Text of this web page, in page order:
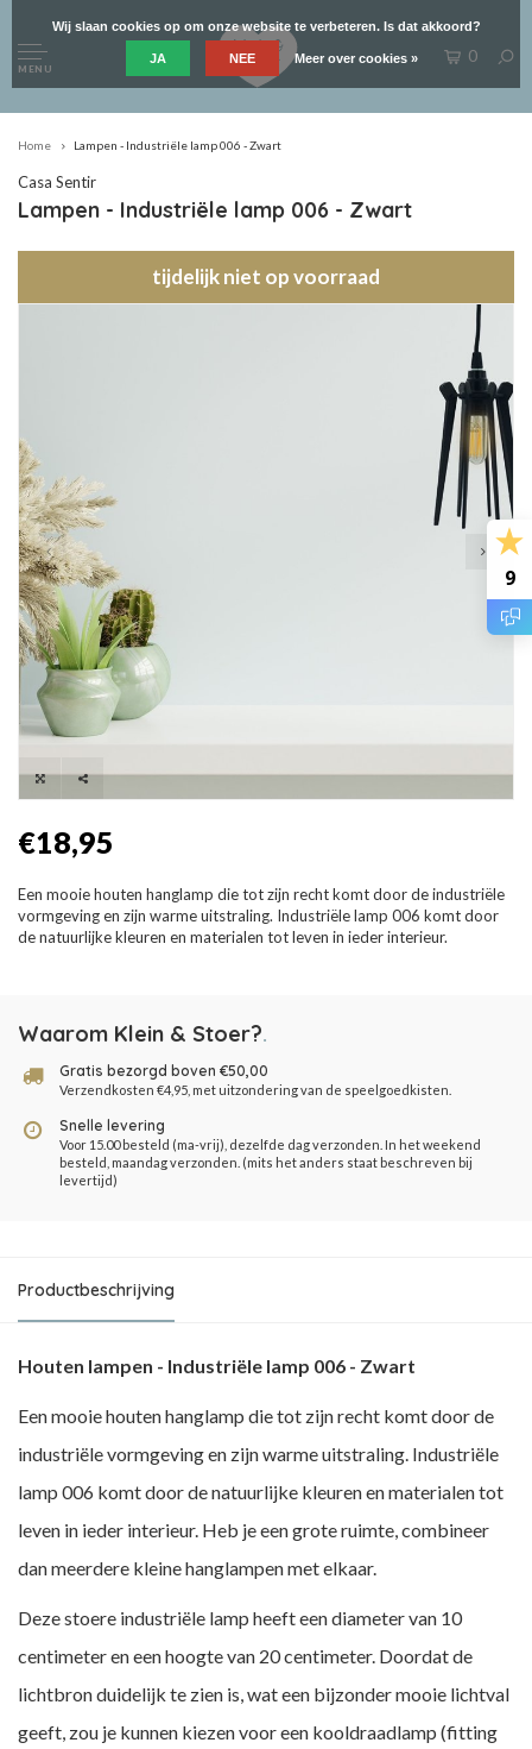
9
MENU
0
Home Lampen - Industriële lamp 006 - Zwart
Casa Sentir
Lampen - Industriële lamp 006 - Zwart
tijdelijk niet op voorraad
€18,95
Een mooie houten hanglamp die tot zijn recht komt door de industriële
vormgeving en zijn warme uitstraling. Industriële lamp 006 komt door
de natuurlijke kleuren en materialen tot leven in ieder interieur.
Waarom Klein & Stoer?.
Gratis bezorgd boven €50,00
Verzendkosten €4,95, met uitzondering van de speelgoedkisten.
Snelle levering
Voor 15.00 besteld (ma-vrij), dezelfde dag verzonden. In het weekend
besteld, maandag verzonden. (mits het anders staat beschreven bij
levertijd)
Productbeschrijving
Houten lampen - Industriële lamp 006 - Zwart
Een mooie houten hanglamp die tot zijn recht komt door de
industriële vormgeving en zijn warme uitstraling. Industriële
lamp 006 komt door de natuurlijke kleuren en materialen tot
leven in ieder interieur. Heb je een grote ruimte, combineer
dan meerdere kleine hanglampen met elkaar.
Deze stoere industriële lamp heeft een diameter van 10
centimeter en een hoogte van 20 centimeter. Doordat de
lichtbron duidelijk te zien is, wat een bijzonder mooie lichtval
geeft, zou je kunnen kiezen voor een kooldraadlamp (fitting
Wij slaan cookies op om onze website te verbeteren. Is dat akkoord?
JA NEE Meer over cookies »